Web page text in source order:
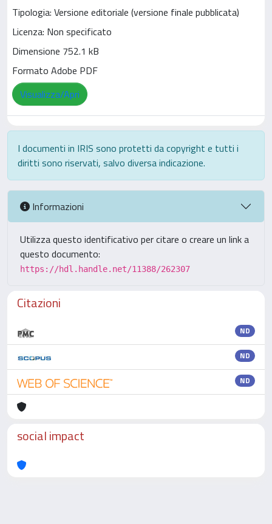
Tipologia: Versione editoriale (versione finale pubblicata)
Licenza: Non specificato
Dimensione 752.1 kB
Formato Adobe PDF
Visualizza/Apri
I documenti in IRIS sono protetti da copyright e tutti i
diritti sono riservati, salvo diversa indicazione.
Informazioni
Utilizza questo identificativo per citare o creare un link a
questo documento:
https://hdl.handle.net/11388/262307
Citazioni
ND
ND
ND
social impact